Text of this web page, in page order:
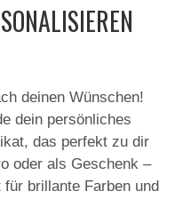
deinen Wünschen!
dein persönliches
das perfekt zu dir
oder als Geschenk –
brillante Farben und